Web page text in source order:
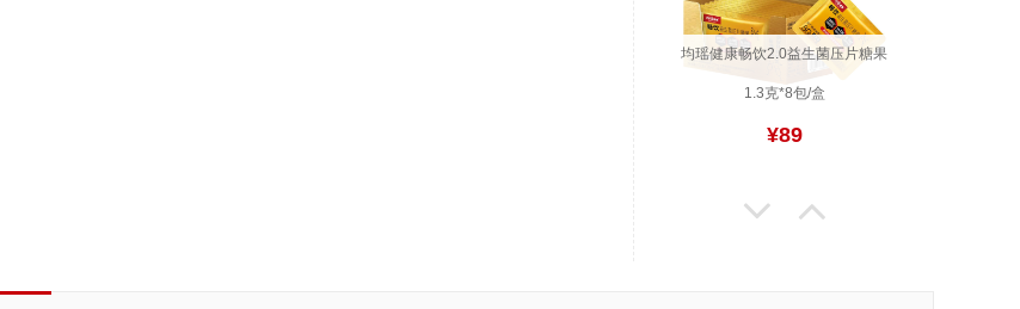
均瑶健康畅饮2.0益生菌压片糖果
1.3克*8包/盒
¥89